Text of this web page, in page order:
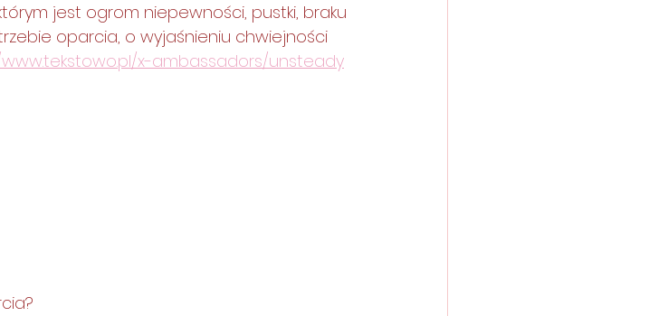
jest ogrom niepewności, pustki, braku
oparcia, o wyjaśnieniu chwiejności
x-ambassadors/unsteady